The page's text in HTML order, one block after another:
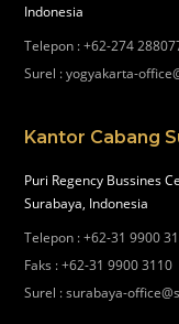
Indonesia
Telepon :+62-274
Surel :yogyakarta-
Kantor Cabang
Puri Regency Bussines
Surabaya, Indonesia
Telepon :+62-31 9900
Faks :+62-31 9900 3110
Surel :surabaya-